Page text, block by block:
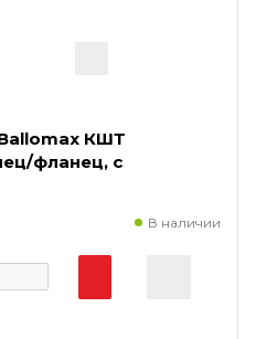
КШТ
фланец, с
В наличии